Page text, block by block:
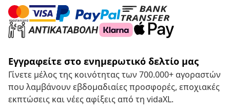
Εγγραφείτε στο ενημερωτικό δελτίο μας
Γίνετε μέλος της κοινότητας των 700.000+ αγοραστών
που λαμβάνουν εβδομαδιαίες προσφορές, εποχιακές
εκπτώσεις και νέες αφίξεις από τη vidaXL.